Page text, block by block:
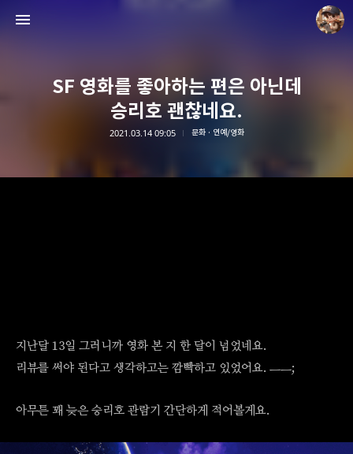
SF 영화를 좋아하는 편은 아닌데
승리호 괜찮네요.
2021.03.14 09:05 문화 · 연예/영화
지난달 13일 그러니까 영화 본 지 한 달이 넘었네요.
리뷰를 써야 된다고 생각하고는 깜빡하고 있었어요. ㅡㅡ;
아무튼 꽤 늦은 승리호 관람기 간단하게 적어볼게요.
담덕이의 탐방일지